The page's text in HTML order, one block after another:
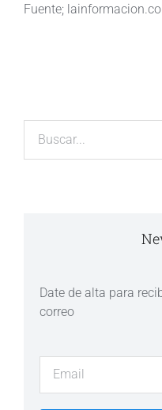
Fuente;
Date de alta para
correo